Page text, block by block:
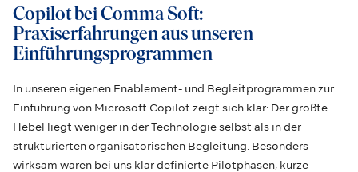
Copilot bei Comma Soft:
Praxiserfahrungen aus unseren
Einführungsprogrammen
In unseren eigenen Enablement- und Begleitprogrammen zur
Einführung von Microsoft Copilot zeigt sich klar: Der größte
Hebel liegt weniger in der Technologie selbst als in der
strukturierten organisatorischen Begleitung. Besonders
wirksam waren bei uns klar definierte Pilotphasen, kurze